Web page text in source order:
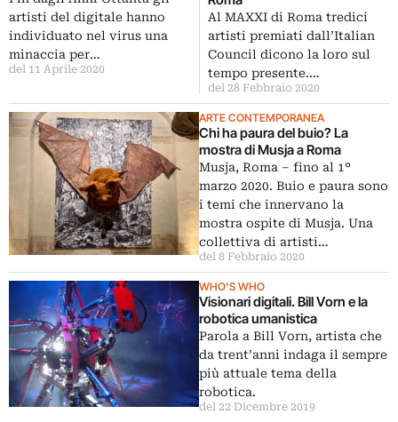
artisti del digitale hanno
individuato nel virus una
minaccia per…
del 11 Aprile 2020
Al MAXXI di Roma tredici
artisti premiati dall’Italian
Council dicono la loro sul
tempo presente.…
del 28 Febbraio 2020
ARTE CONTEMPORANEA
Chi ha paura del buio? La
mostra di Musja a Roma
Musja, Roma – fino al 1°
marzo 2020. Buio e paura sono
i temi che innervano la
mostra ospite di Musja. Una
collettiva di artisti…
del 8 Febbraio 2020
WHO'S WHO
Visionari digitali. Bill Vorn e la
robotica umanistica
Parola a Bill Vorn, artista che
da trent’anni indaga il sempre
più attuale tema della
robotica.
del 22 Dicembre 2019